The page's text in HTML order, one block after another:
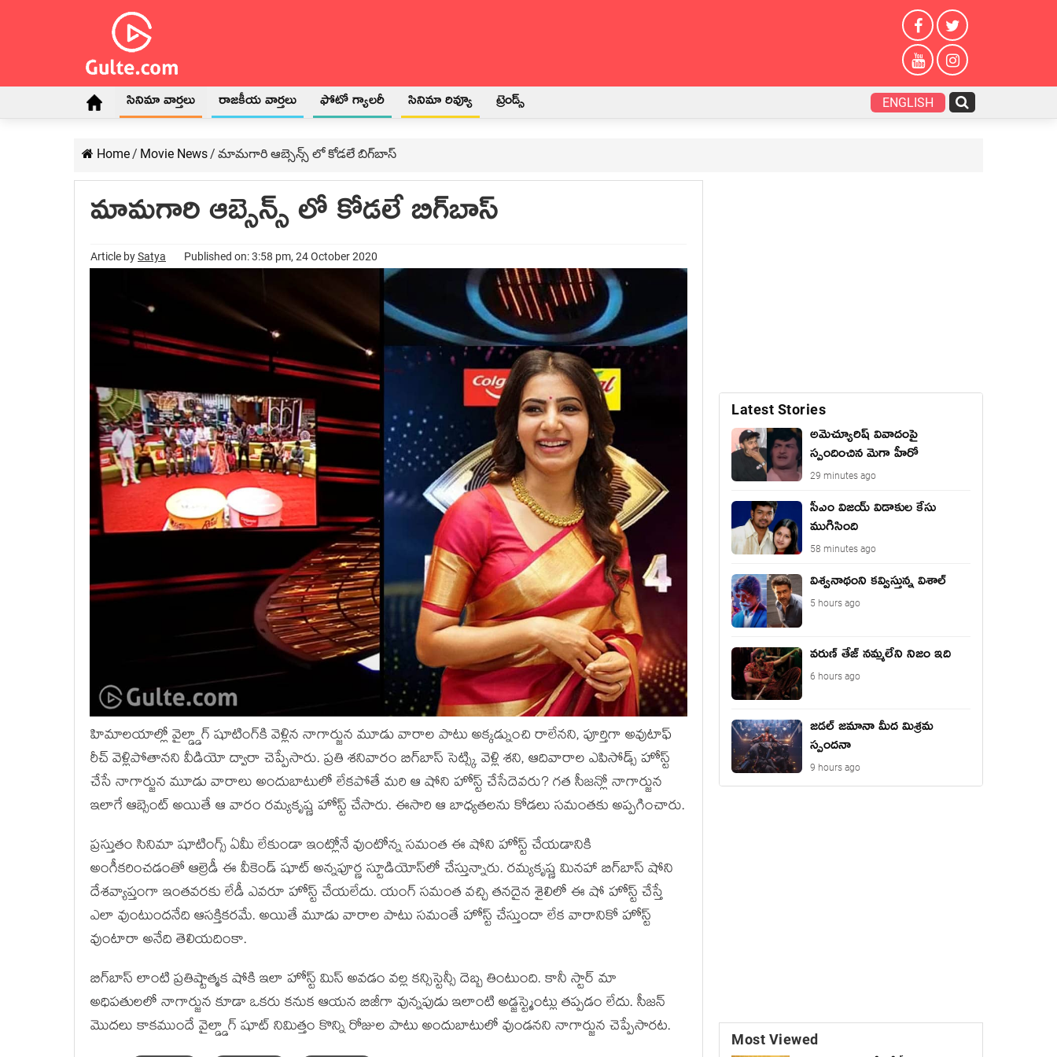
సినిమా వార్తలు రాజకీయ వార్తలు ఫోటో గ్యాలరీ సినిమా రివ్యూ ట్రెండ్స్ ENGLISH
Home/ Movie News/ మామగారి ఆబ్సెన్స్ లో కోడలే బిగ్‍బాస్‍
మామగారి ఆబ్సెన్స్ లో కోడలే బిగ్‍బాస్‍
Article bySatya Published on: 3:58 pm, 24 October 2020
హిమాలయాల్లో వైల్డ్డాగ్‍ షూటింగ్‍కి వెళ్లిన నాగార్జున మూడు వారాల పాటు అక్కడ్నుంచి రాలేనని, పూర్తిగా అవుటాఫ్‍
రీచ్‍ వెళ్లిపోతానని వీడియో ద్వారా చెప్పేసారు. ప్రతి శనివారం బిగ్‍బాస్‍ సెట్స్కి వెళ్లి శని, ఆదివారాల ఎపిసోడ్స్ హోస్ట్
చేసే నాగార్జున మూడు వారాలు అందుబాటులో లేకపోతే మరి ఆ షోని హోస్ట్ చేసేదెవరు? గత సీజన్లో నాగార్జున
ఇలాగే ఆబ్సెంట్‍ అయితే ఆ వారం రమ్యకృష్ణ హోస్ట్ చేసారు. ఈసారి ఆ బాధ్యతలను కోడలు సమంతకు అప్పగించారు.
ప్రస్తుతం సినిమా షూటింగ్స్ ఏమీ లేకుండా ఇంట్లోనే వుంటోన్న సమంత ఈ షోని హోస్ట్ చేయడానికి
అంగీకరించడంతో ఆల్రెడీ ఈ వీకెండ్‍ షూట్‍ అన్నపూర్ణ స్టూడియోస్‍లో చేస్తున్నారు. రమ్యకృష్ణ మినహా బిగ్‍బాస్‍ షోని
దేశవ్యాప్తంగా ఇంతవరకు లేడీ ఎవరూ హోస్ట్ చేయలేదు. యంగ్‍ సమంత వచ్చి తనదైన శైలిలో ఈ షో హోస్ట్ చేస్తే
ఎలా వుంటుందనేది ఆసక్తికరమే. అయితే మూడు వారాల పాటు సమంతే హోస్ట్ చేస్తుందా లేక వారానికో హోస్ట్
వుంటారా అనేది తెలియదింకా.
బిగ్‍బాస్‍ లాంటి ప్రతిష్టాత్మక షోకి ఇలా హోస్ట్ మిస్‍ అవడం వల్ల కన్సిస్టెన్సీ దెబ్బ తింటుంది. కానీ స్టార్‍ మా
అధిపతులలో నాగార్జున కూడా ఒకరు కనుక ఆయన బిజీగా వున్నపుడు ఇలాంటి అడ్జస్ట్మెంట్లు తప్పడం లేదు. సీజన్‍
మొదలు కాకముందే వైల్డ్డాగ్‍ షూట్‍ నిమిత్తం కొన్ని రోజుల పాటు అందుబాటులో వుండనని నాగార్జున చెప్పేసారట.
Latest Stories
అమెచ్యూరిష్ వివాదంపై
స్పందించిన మెగా హీరో
29 minutes ago
సీఎం విజయ్ విడాకుల కేసు
ముగిసింది
58 minutes ago
విశ్వనాథంని కవ్విస్తున్న విశాల్
5 hours ago
వరుణ్ తేజ్ నమ్మలేని నిజం ఇది
6 hours ago
జడల్ జమానా మీద మిశ్రమ
స్పందనా
9 hours ago
Most Viewed